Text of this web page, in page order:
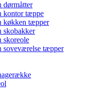
dørmåtter
kontor tæppe
køkken tæpper
skobakker
skoreole
soveværelse tæpper